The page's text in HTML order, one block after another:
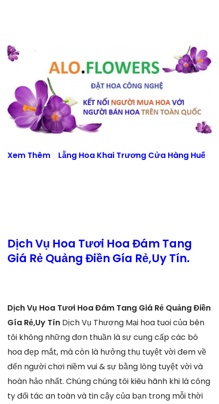
Xem Thêm Lẵng Hoa Khai Trương Cửa Hàng Huế
Dịch Vụ Hoa Tươi Hoa Đám Tang
Giá Rẻ Quảng Điền Gía Rẻ,Uy Tín.
Dịch Vụ Hoa Tươi Hoa Đám Tang Giá Rẻ Quảng Điền
Gía Rẻ,Uy Tín Dịch Vụ Thương Mại hoa tuoi của bên
tôi không những đơn thuần là sự cung cấp các bó
hoa đẹp mắt, mà còn là hưởng thụ tuyệt vời đem về
đến người chơi niềm vui & sự bằng lòng tuyệt vời và
hoàn hảo nhất. Chúng chúng tôi kiêu hãnh khi là công
ty đối tác an toàn và tin cậy của bạn trong mỗi thời